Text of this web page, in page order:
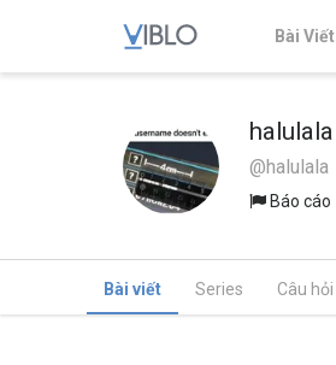
Bài Viết
halulala
@halulala
Báo cáo
Bài viết Series Câu hỏi